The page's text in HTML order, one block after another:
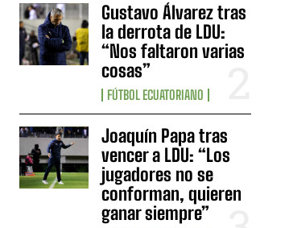
Gustavo Álvarez tras
la derrota de LDU:
“Nos faltaron varias
cosas”
FÚTBOL ECUATORIANO
Joaquín Papa tras
vencer a LDU: “Los
jugadores no se
conforman, quieren
ganar siempre”